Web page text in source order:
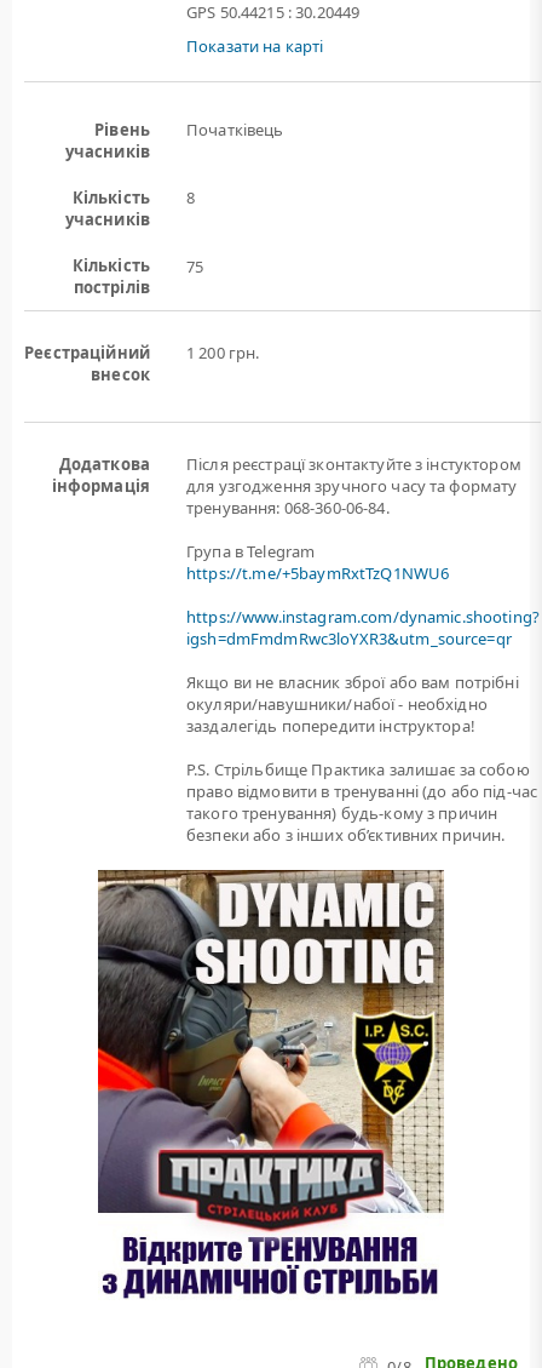
GPS 50.44215 : 30.20449
Показати на карті
Рівень
учасників
Початківець
Кількість
учасників
8
Кількість
пострілів
75
Реєстраційний
внесок
1 200 грн.
Додаткова
інформація
Після реєстрацї зконтактуйте з інстуктором
для узгодження зручного часу та формату
тренування: 068-360-06-84.
Група в Telegram
https://t.me/+5baymRxtTzQ1NWU6
https://www.instagram.com/dynamic.shooting?
igsh=dmFmdmRwc3loYXR3&utm_source=qr
Якщо ви не власник зброї або вам потрiбнi
окуляри/навушники/набої - необхідно
заздалегідь попередити інструктора!
P.S. Стрільбище Практика залишає за собою
право відмовити в тренуванні (до або під-час
такого тренування) будь-кому з причин
безпеки або з інших об’єктивних причин.
Проведено